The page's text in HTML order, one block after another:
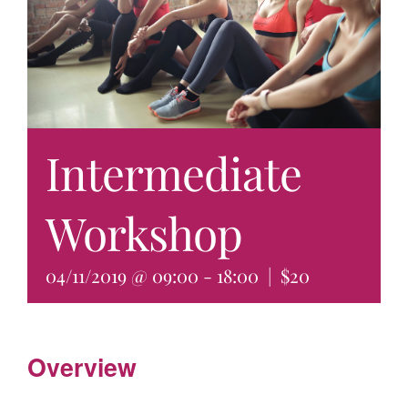
Intermediate
Workshop
04/11/2019 @ 09:00 - 18:00 | $20
Overview